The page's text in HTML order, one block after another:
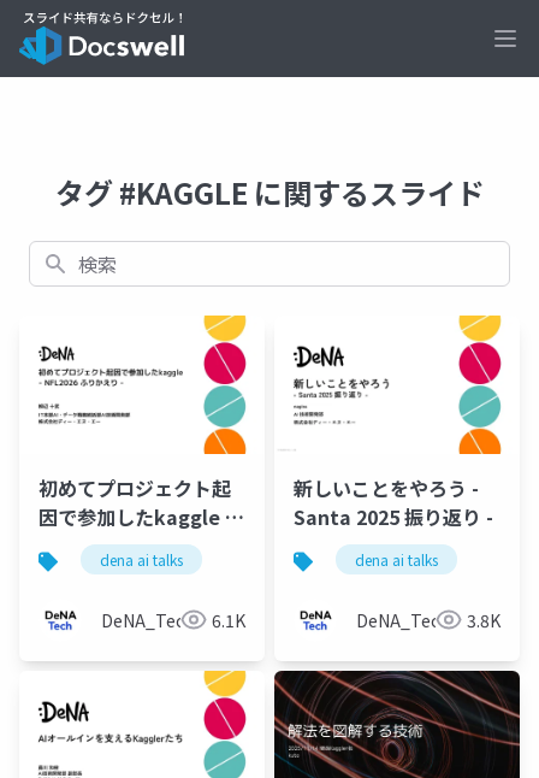
タグ #KAGGLE に関するスライド
検索
初めてプロジェクト起
因で参加したkaggle -
NFL2026 ふりかえり -
dena ai talks
DeNA_Tech 6.1K
新しいことをやろう -
Santa 2025 振り返り -
dena ai talks
DeNA_Tech 3.8K